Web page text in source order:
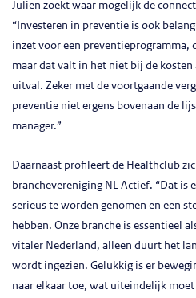
Juliën zoekt waar mogelijk de
“Investeren in preventie is ook
inzet voor een preventieprogramma,
maar dat valt in het niet bij de kosten
uitval. Zeker met de voortgaande
preventie niet ergens bovenaan de
manager.”
Daarnaast profileert de Healthclub
branchevereniging NL Actief. “Dat is
serieus te worden genomen en een
hebben. Onze branche is essentieel
vitaler Nederland, alleen duurt het
wordt ingezien. Gelukkig is er
naar elkaar toe, wat uiteindelijk